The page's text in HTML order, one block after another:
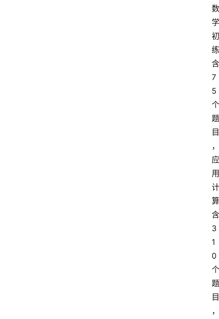
数
学
初
练
含
7
5
个
题
目
，
应
用
计
算
含
3
1
0
个
题
目
，